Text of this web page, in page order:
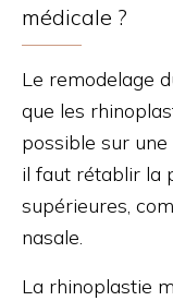
médicale ?
Le remodelage
que les
possible sur
il faut rétablir la
supérieures,
nasale.
La rhinoplastie